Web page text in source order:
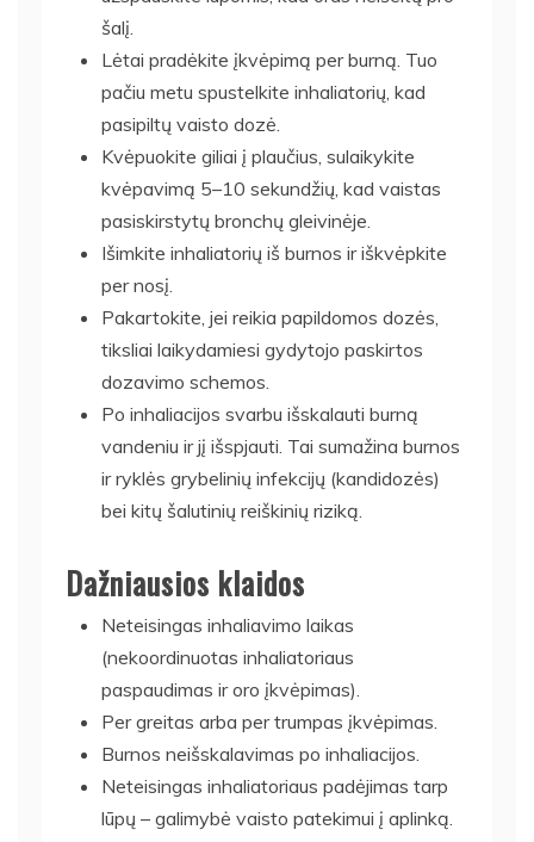
šalį.
Lėtai pradėkite įkvėpimą per burną. Tuo
pačiu metu spustelkite inhaliatorių, kad
pasipiltų vaisto dozė.
Kvėpuokite giliai į plaučius, sulaikykite
kvėpavimą 5–10 sekundžių, kad vaistas
pasiskirstytų bronchų gleivinėje.
Išimkite inhaliatorių iš burnos ir iškvėpkite
per nosį.
Pakartokite, jei reikia papildomos dozės,
tiksliai laikydamiesi gydytojo paskirtos
dozavimo schemos.
Po inhaliacijos svarbu išskalauti burną
vandeniu ir jį išspjauti. Tai sumažina burnos
ir ryklės grybelinių infekcijų (kandidozės)
bei kitų šalutinių reiškinių riziką.
Dažniausios klaidos
Neteisingas inhaliavimo laikas
(nekoordinuotas inhaliatoriaus
paspaudimas ir oro įkvėpimas).
Per greitas arba per trumpas įkvėpimas.
Burnos neišskalavimas po inhaliacijos.
Neteisingas inhaliatoriaus padėjimas tarp
lūpų – galimybė vaisto patekimui į aplinką.